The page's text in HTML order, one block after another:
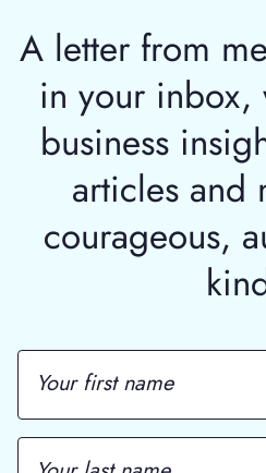
A letter from
in your inbox,
business
articles and
courageous,